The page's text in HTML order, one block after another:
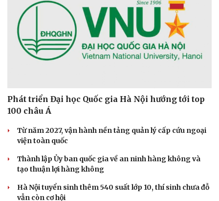
Cây thuốc
Sản phụ khoa
Nhi khoa
Nam khoa
Làm đẹp - giảm cân
Phòng mạch online
Tình yêu - Gia đình
Phát triển Đại học Quốc gia Hà Nội hướng tới top
100 châu Á
Từ năm 2027, vận hành nền tảng quản lý cấp cứu ngoại
viện toàn quốc
Thành lập Ủy ban quốc gia về an ninh hàng không và
tạo thuận lợi hàng không
Hà Nội tuyển sinh thêm 540 suất lớp 10, thí sinh chưa đỗ
vẫn còn cơ hội